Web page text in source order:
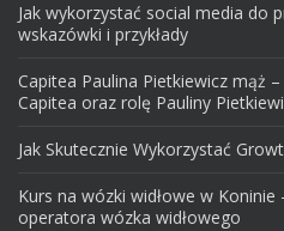
Jak wykorzystać social media do
wskazówki i przykłady
Capitea Paulina Pietkiewicz mąż
Capitea oraz rolę Pauliny
Jak Skutecznie Wykorzystać
Kurs na wózki widłowe w Koninie
operatora wózka widłowego